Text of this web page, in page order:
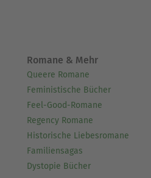
Romane & Mehr
Queere Romane
Feministische Bücher
Feel-Good-Romane
Regency Romane
Historische Liebesromane
Familiensagas
Dystopie Bücher